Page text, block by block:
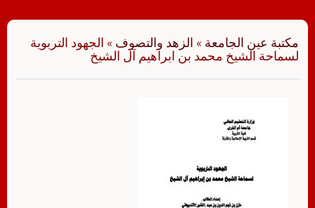
مكتبة عين الجامعة » الزهد والتصوف » الجهود التربوية
لسماحة الشيخ محمد بن ابراهيم آل الشيخ